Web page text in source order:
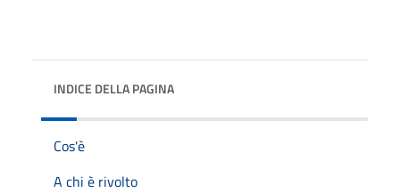
INDICE DELLA PAGINA
Cos'è
A chi è rivolto